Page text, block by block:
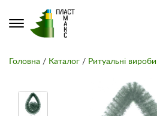
Головна / Каталог / Ритуальні вироби